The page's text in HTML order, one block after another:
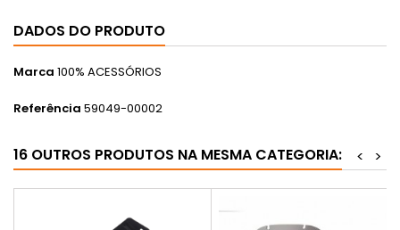
DADOS DO PRODUTO
Marca 100% ACESSÓRIOS
Referência 59049-00002
16 OUTROS PRODUTOS NA MESMA CATEGORIA: >
<